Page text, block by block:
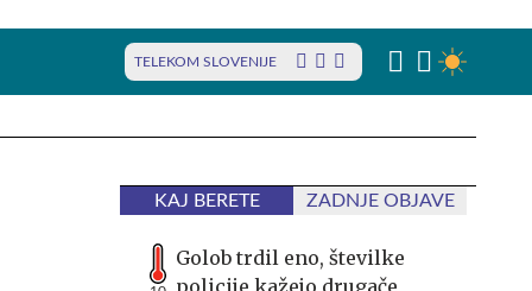
TELEKOM SLOVENIJE
KAJ BERETE ZADNJE OBJAVE
Golob trdil eno, številke
policije kažejo drugače